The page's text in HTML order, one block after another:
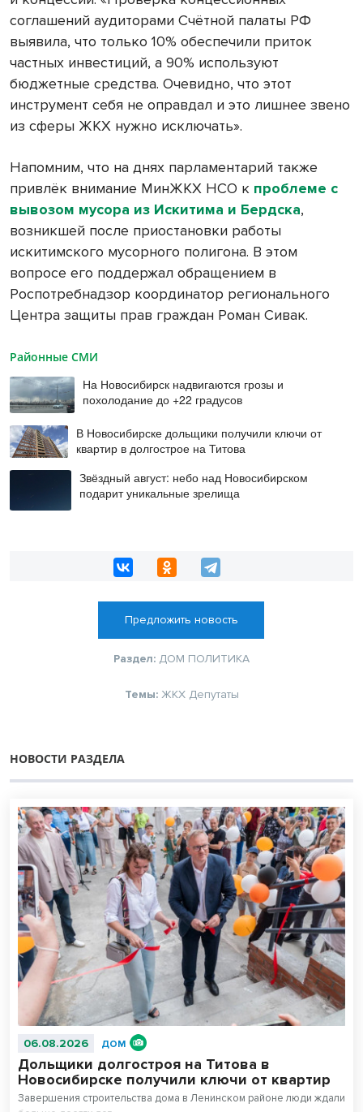
соглашений аудиторами Счётной палаты РФ
выявила, что только 10% обеспечили приток
частных инвестиций, а 90% используют
бюджетные средства. Очевидно, что этот
инструмент себя не оправдал и это лишнее звено
из сферы ЖКХ нужно исключать».
Напомним, что на днях парламентарий также
привлёк внимание МинЖКХ НСО к проблеме с
вывозом мусора из Искитима и Бердска,
возникшей после приостановки работы
искитимского мусорного полигона. В этом
вопросе его поддержал обращением в
Роспотребнадзор координатор регионального
Центра защиты прав граждан Роман Сивак.
Районные СМИ
На Новосибирск надвигаются грозы и
похолодание до +22 градусов
В Новосибирске дольщики получили ключи от
квартир в долгострое на Титова
Звёздный август: небо над Новосибирском
подарит уникальные зрелища
Предложить новость
Раздел: ДОМ ПОЛИТИКА
Темы: ЖКХ Депутаты
НОВОСТИ РАЗДЕЛА
06.08.2026 ДОМ
Дольщики долгостроя на Титова в
Новосибирске получили ключи от квартир
Завершения строительства дома в Ленинском районе люди ждали